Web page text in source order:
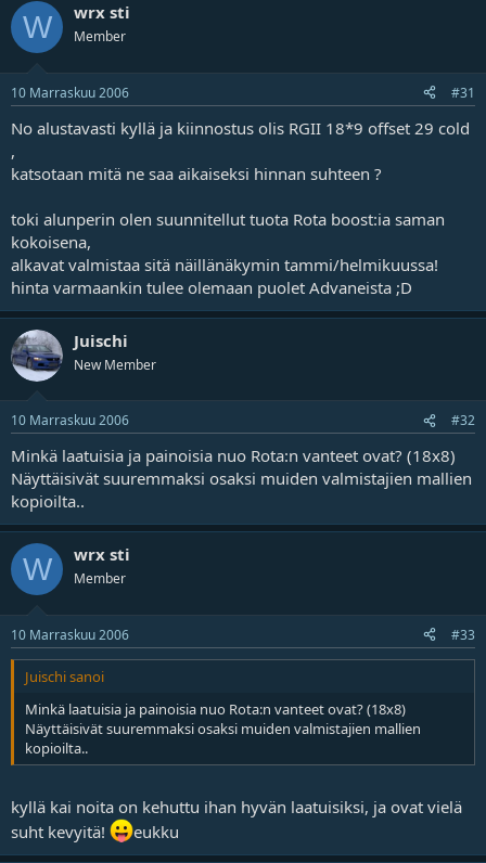
W wrx sti
Member
10 Marraskuu 2006 #31
No alustavasti kyllä ja kiinnostus olis RGII 18*9 offset 29 cold
,
katsotaan mitä ne saa aikaiseksi hinnan suhteen ?
toki alunperin olen suunnitellut tuota Rota boost:ia saman
kokoisena,
alkavat valmistaa sitä näillänäkymin tammi/helmikuussa!
hinta varmaankin tulee olemaan puolet Advaneista ;D
Juischi
New Member
10 Marraskuu 2006 #32
Minkä laatuisia ja painoisia nuo Rota:n vanteet ovat? (18x8)
Näyttäisivät suuremmaksi osaksi muiden valmistajien mallien
kopioilta..
W wrx sti
Member
10 Marraskuu 2006 #33
Juischi sanoi
Minkä laatuisia ja painoisia nuo Rota:n vanteet ovat? (18x8)
Näyttäisivät suuremmaksi osaksi muiden valmistajien mallien
kopioilta..
kyllä kai noita on kehuttu ihan hyvän laatuisiksi, ja ovat vielä
suht kevyitä!
eukku